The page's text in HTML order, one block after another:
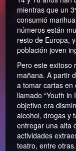
mientras que un
consumió
números están
resto de Europa,
población joven
Pero este exitoso
mañana. A partir
a tomar cartas en
llamado “Youth
objetivo era
alcohol, drogas y
entregar una alta
actividades
teatro, entre otras.